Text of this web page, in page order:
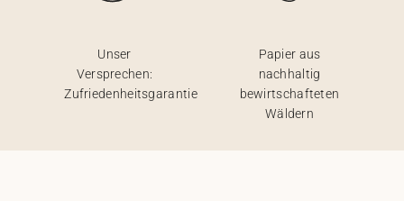
Unser
Versprechen:
Zufriedenheitsgarantie
Papier aus
nachhaltig
bewirtschafteten
Wäldern